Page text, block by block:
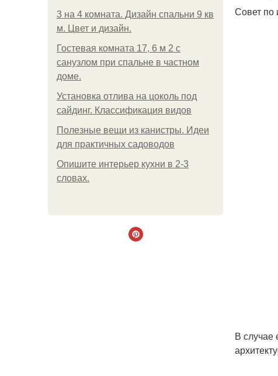
3 на 4 комната. Дизайн спальни 9 кв
м. Цвет и дизайн.
Гостевая комната 17, 6 м 2 с
санузлом при спальне в частном
доме.
Установка отлива на цоколь под
сайдинг. Классификация видов
Полезные вещи из канистры. Идеи
для практичных садоводов
Опишите интерьер кухни в 2-3
словах.
Совет по
В случае